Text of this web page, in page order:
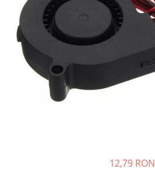
Piese electrice si electronice
Piese mecanice
Pat printare
Cap printare
Duze
Extrudere si accesorii
Acumulatori, BMS si accesorii
12,79 RON